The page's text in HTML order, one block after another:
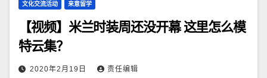
文化交流活动 来意留学
【视频】米兰时装周还没开幕 这里怎么模
特云集？
2020年2月19日 责任编辑